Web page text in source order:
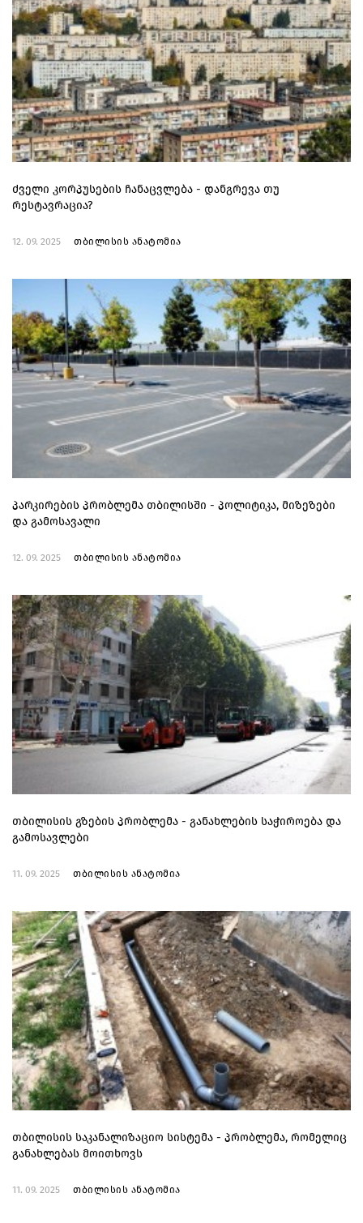
ძველი კორპუსების ჩანაცვლება - დანგრევა თუ
რესტავრაცია?
12. 09. 2025 თბილისის ანატომია
პარკირების პრობლემა თბილისში - პოლიტიკა, მიზეზები
და გამოსავალი
12. 09. 2025 თბილისის ანატომია
თბილისის გზების პრობლემა - განახლების საჭიროება და
გამოსავლები
11. 09. 2025 თბილისის ანატომია
თბილისის საკანალიზაციო სისტემა - პრობლემა, რომელიც
განახლებას მოითხოვს
11. 09. 2025 თბილისის ანატომია